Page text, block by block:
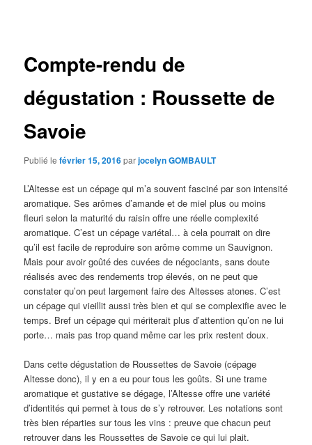
Compte-rendu de
dégustation : Roussette de
Savoie
Publié lefévrier 15, 2016parjocelyn GOMBAULT
L’Altesse est un cépage qui m’a souvent fasciné par son intensité
aromatique. Ses arômes d’amande et de miel plus ou moins
fleuri selon la maturité du raisin offre une réelle complexité
aromatique. C’est un cépage variétal… à cela pourrait on dire
qu’il est facile de reproduire son arôme comme un Sauvignon.
Mais pour avoir goûté des cuvées de négociants, sans doute
réalisés avec des rendements trop élevés, on ne peut que
constater qu’on peut largement faire des Altesses atones. C’est
un cépage qui vieillit aussi très bien et qui se complexifie avec le
temps. Bref un cépage qui mériterait plus d’attention qu’on ne lui
porte… mais pas trop quand même car les prix restent doux.
Dans cette dégustation de Roussettes de Savoie (cépage
Altesse donc), il y en a eu pour tous les goûts. Si une trame
aromatique et gustative se dégage, l’Altesse offre une variété
d’identités qui permet à tous de s’y retrouver. Les notations sont
très bien réparties sur tous les vins : preuve que chacun peut
retrouver dans les Roussettes de Savoie ce qui lui plait.